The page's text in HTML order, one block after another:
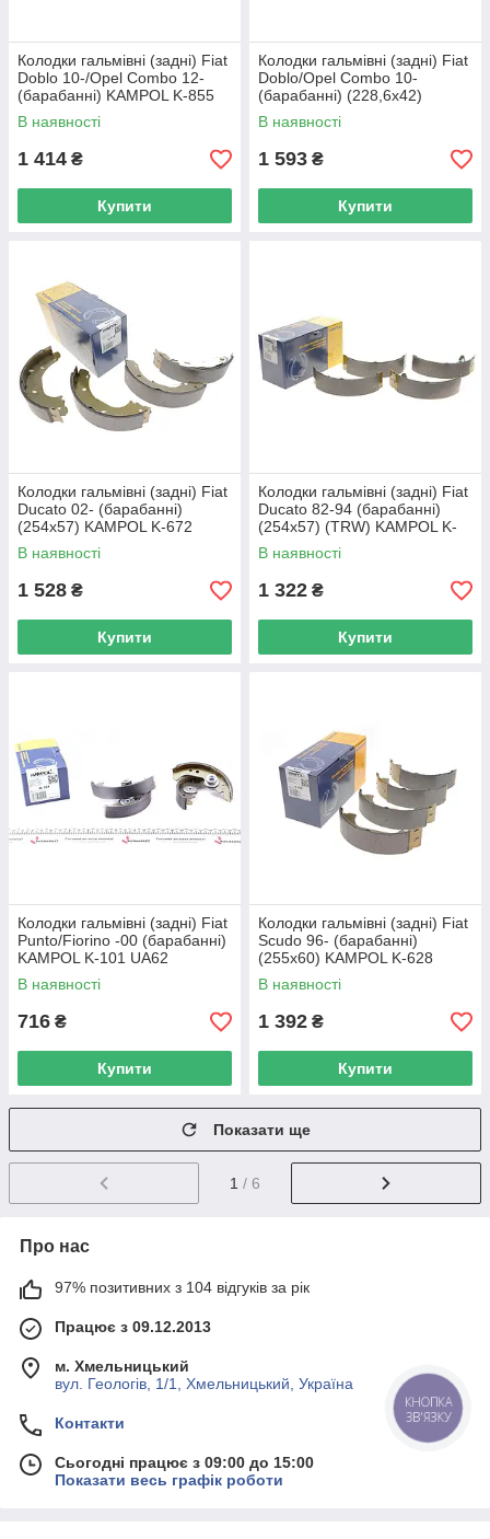
Колодки гальмівні (задні) Fiat
Doblo 10-/Opel Combo 12-
(барабанні) KAMPOL K-855
UA62
В наявності
1 414 ₴
Купити
Колодки гальмівні (задні) Fiat
Doblo/Opel Combo 10-
(барабанні) (228,6x42)
BOSCH 0 986 487 717 UA62
В наявності
1 593 ₴
Купити
Колодки гальмівні (задні) Fiat
Ducato 02- (барабанні)
(254x57) KAMPOL K-672
UA62
В наявності
1 528 ₴
Купити
Колодки гальмівні (задні) Fiat
Ducato 82-94 (барабанні)
(254x57) (TRW) KAMPOL K-
104 UA62
В наявності
1 322 ₴
Купити
Колодки гальмівні (задні) Fiat
Punto/Fiorino -00 (барабанні)
KAMPOL K-101 UA62
В наявності
716 ₴
Купити
Колодки гальмівні (задні) Fiat
Scudo 96- (барабанні)
(255x60) KAMPOL K-628
UA62
В наявності
1 392 ₴
Купити
Показати ще
1 / 6
Про нас
97% позитивних з 104 відгуків за рік
Працює з 09.12.2013
м. Хмельницький
вул. Геологів, 1/1, Хмельницький, Україна
Контакти
Сьогодні працює з 09:00 до 15:00
Показати весь графік роботи
КНОПКА
ЗВ'ЯЗКУ